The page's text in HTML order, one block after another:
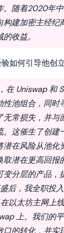
。随着2020年
建加密主经纪
收益。
如何引导他创
在 Uniswap 和
性池组合，同时
无常损失，并与
。这催生了创建
潜在风险从池化
取潜在更高回报
变分层的产品，
后，我全职投
以太坊主网上
上。我们的
口的转化，并实